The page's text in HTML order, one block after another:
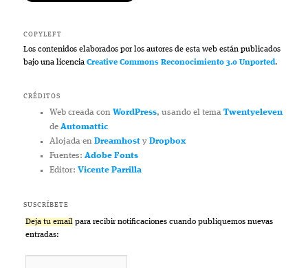
COPYLEFT
Los contenidos elaborados por los autores de esta web están publicados
bajo una licenciaCreative Commons Reconocimiento 3.0 Unported.
CRÉDITOS
Web creada con WordPress, usando el tema Twentyeleven
de Automattic
Alojada en Dreamhosty Dropbox
Fuentes: Adobe Fonts
Editor: Vicente Parrilla
SUSCRÍBETE
Deja tu email para recibir notificaciones cuando publiquemos nuevas
entradas: